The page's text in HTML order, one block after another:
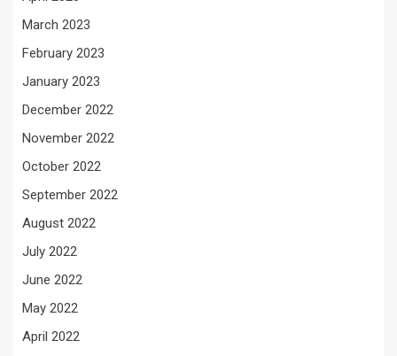
March 2023
February 2023
January 2023
December 2022
November 2022
October 2022
September 2022
August 2022
July 2022
June 2022
May 2022
April 2022